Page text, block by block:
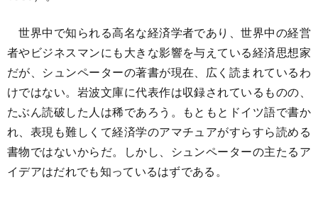
世界中で知られる高名な経済学者であり、世界中の経営
者やビジネスマンにも大きな影響を与えている経済思想家
だが、シュンペーターの著書が現在、広く読まれているわ
けではない。岩波文庫に代表作は収録されているものの、
たぶん読破した人は稀であろう。もともとドイツ語で書か
れ、表現も難しくて経済学のアマチュアがすらすら読める
書物ではないからだ。しかし、シュンペーターの主たるア
イデアはだれでも知っているはずである。